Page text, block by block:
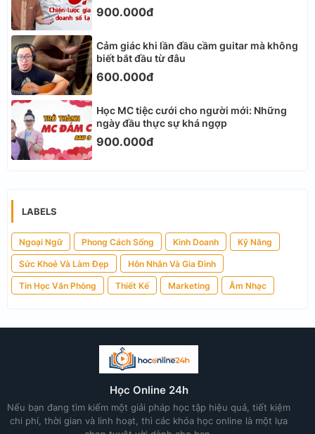
900.000đ
Cảm giác khi lần đầu cầm guitar mà không
biết bắt đầu từ đâu
600.000đ
Học MC tiệc cưới cho người mới: Những
ngày đầu thực sự khá ngợp
900.000đ
LABELS
Ngoại Ngữ Phong Cách Sống Kinh Doanh Kỹ Năng
Sức Khoẻ Và Làm Đẹp Hôn Nhân Và Gia Đình
Tin Học Văn Phòng Thiết Kế Marketing Âm Nhạc
Học Online 24h
Nếu bạn đang tìm kiếm một giải pháp học tập hiệu quả, tiết kiệm
chi phí, thời gian và linh hoạt, thì các khóa học online là một lựa